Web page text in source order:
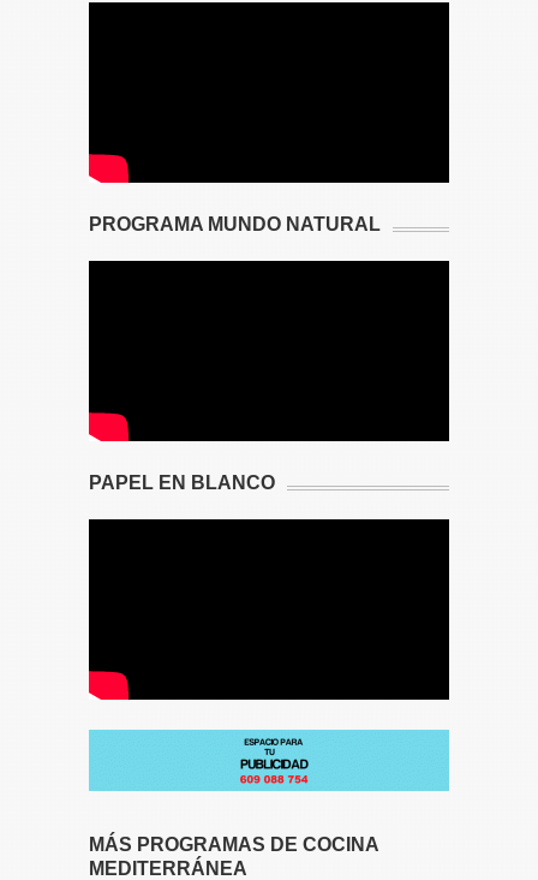
PROGRAMA MUNDO NATURAL
PAPEL EN BLANCO
MÁS PROGRAMAS DE COCINA
MEDITERRÁNEA